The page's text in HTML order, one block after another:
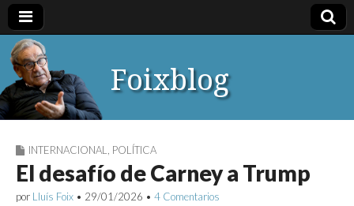
Foixblog
INTERNACIONAL POLÍTICA
El desafío de Carney a Trump
por Lluís Foix • 29/01/2026 • 4 Comentarios